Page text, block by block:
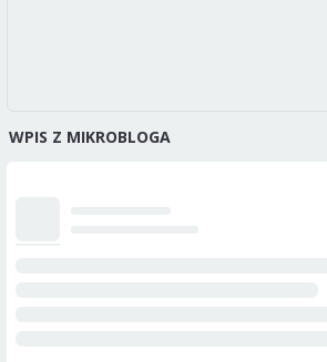
WPIS Z MIKROBLOGA